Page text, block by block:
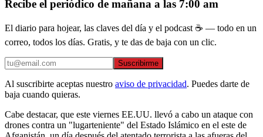
Recibe el periódico de mañana a las 7:00 am
El diario para hojear, las claves del día y el podcast ☕ — todo en un
correo, todos los días. Gratis, y te das de baja con un clic.
Suscribirme
Al suscribirte aceptas nuestro aviso de privacidad. Puedes darte de
baja cuando quieras.
Cabe destacar, que este viernes EE.UU. llevó a cabo un ataque con
drones contra un "lugarteniente" del Estado Islámico en el este de